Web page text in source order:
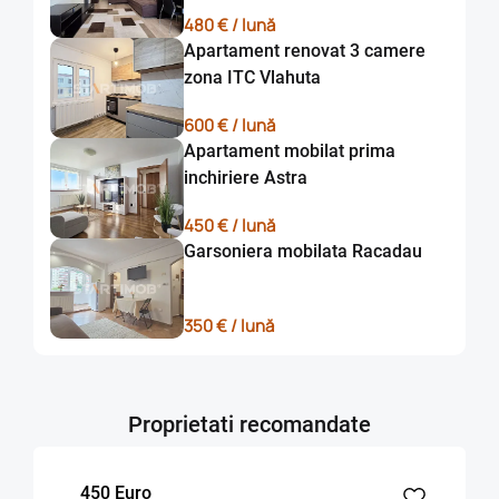
inchiriat .
Detalii si vizionare la nr. de tel : 0767.300.400, persoana de
contact - Marian Apostol .
480 € / lună
Apartament renovat 3 camere
zona ITC Vlahuta
600 € / lună
Apartament mobilat prima
inchiriere Astra
450 € / lună
Garsoniera mobilata Racadau
350 € / lună
Proprietati recomandate
450 Euro